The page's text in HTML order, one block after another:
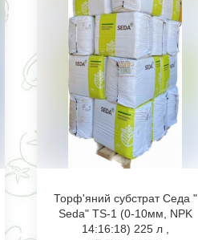
Торф'яний субстрат Седа "
Seda" TS-1 (0-10мм, NPK
14:16:18) 225 л ,